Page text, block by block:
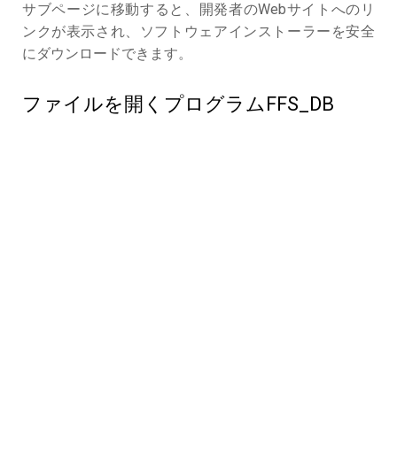
サブページに移動すると、開発者のWebサイトへのリ
ンクが表示され、ソフトウェアインストーラーを安全
にダウンロードできます。
ファイルを開くプログラムFFS_DB